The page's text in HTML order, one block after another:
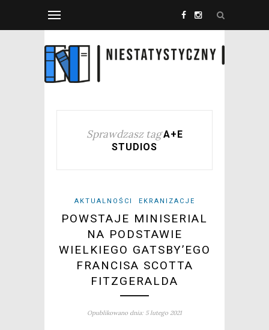
Sprawdzasz tag A+E
STUDIOS
AKTUALNOŚCI EKRANIZACJE
POWSTAJE MINISERIAL
NA PODSTAWIE
WIELKIEGO GATSBY’EGO
FRANCISA SCOTTA
FITZGERALDA
Opublikowano dnia: 5 lutego 2021